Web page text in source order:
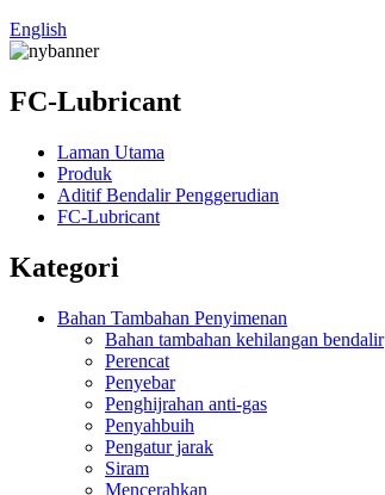
English
FC-Lubricant
Laman Utama
Produk
Aditif Bendalir Penggerudian
FC-Lubricant
Kategori
Bahan Tambahan Penyimenan
Bahan tambahan kehilangan bendalir
Perencat
Penyebar
Penghijrahan anti-gas
Penyahbuih
Pengatur jarak
Siram
Mencerahkan